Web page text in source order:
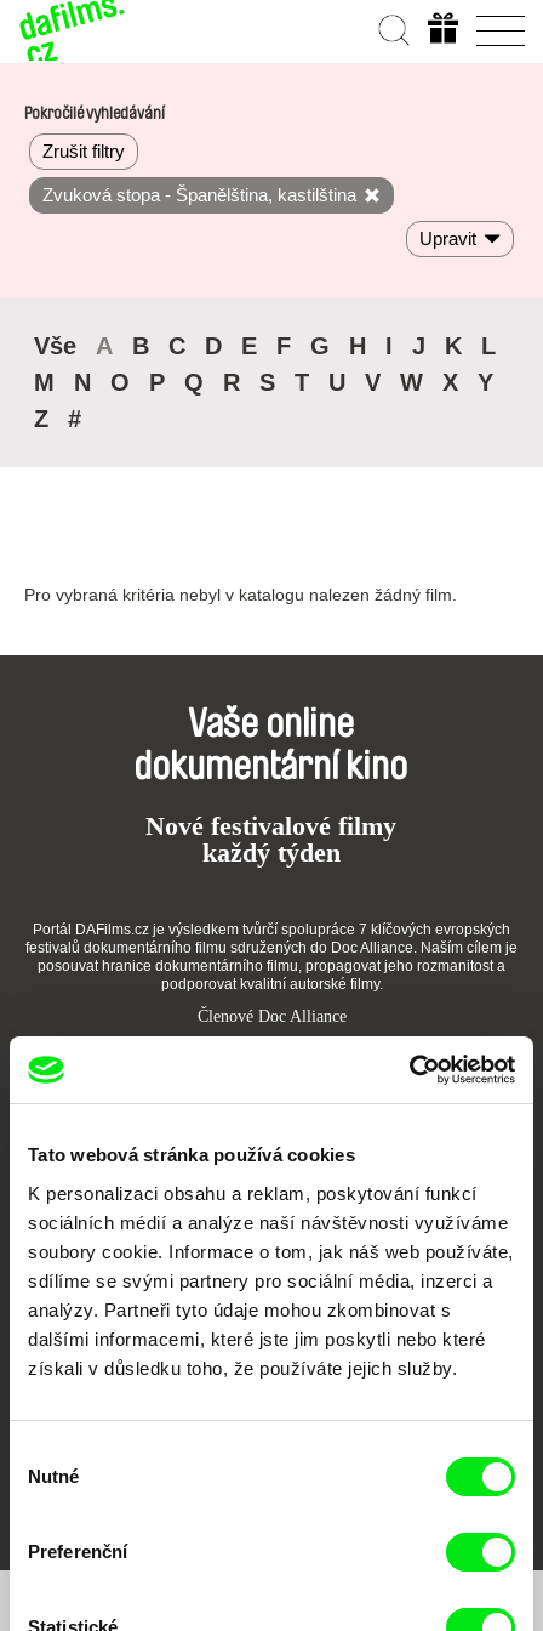
Tato webová stránka používá cookies
K personalizaci obsahu a reklam, poskytování funkcí
sociálních médií a analýze naší návštěvnosti využíváme
soubory cookie. Informace o tom, jak náš web používáte,
sdílíme se svými partnery pro sociální média, inzerci a
analýzy. Partneři tyto údaje mohou zkombinovat s
dalšími informacemi, které jste jim poskytli nebo které
získali v důsledku toho, že používáte jejich služby.
souhlasu
Nutné
Preferenční
Statistické
Pokročilé vyhledávání
Zrušit filtry
Zvuková stopa - Španělština, kastilština
Upravit
Vše A B C D E F G H I J K
L
M
N O P Q R S T U V W X
Y
Z
#
Pro vybraná kritéria nebyl v katalogu nalezen žádný film.
Vaše online
dokumentární kino
Nové festivalové filmy
každý týden
Portál DAFilms.cz je výsledkem tvůrčí spolupráce 7 klíčových evropských
festivalů dokumentárního filmu sdružených do Doc Alliance. Naším cílem je
posouvat hranice dokumentárního filmu, propagovat jeho rozmanitost a
podporovat kvalitní autorské filmy.
Členové Doc Alliance
CPH:DOX Doclisboa
Millennium Docs
DOK Leipzig